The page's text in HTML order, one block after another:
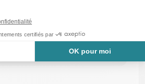
départ, je puisse continuer de profiter
de notre maison et d’une retraite plus
confortable.”